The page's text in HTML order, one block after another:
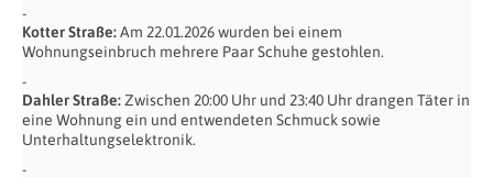
Kotter Straße:Am 22.01.2026 wurden bei einem
Wohnungseinbruch mehrere Paar Schuhe gestohlen.
Dahler Straße: Zwischen 20:00 Uhr und 23:40 Uhr drangen Täter in
eine Wohnung ein und entwendeten Schmuck sowie
Unterhaltungselektronik.